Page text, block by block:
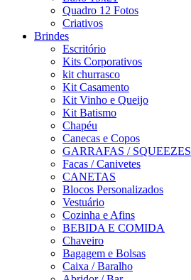
Quadro 12 Fotos
Criativos
Brindes
Escritório
Kits Corporativos
kit churrasco
Kit Casamento
Kit Vinho e Queijo
Kit Batismo
Chapéu
Canecas e Copos
GARRAFAS / SQUEEZES
Facas / Canivetes
CANETAS
Blocos Personalizados
Vestuário
Cozinha e Afins
BEBIDA E COMIDA
Chaveiro
Bagagem e Bolsas
Caixa / Baralho